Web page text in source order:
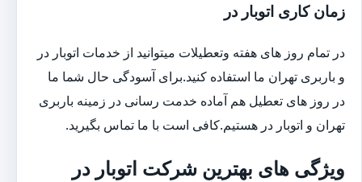
زمان کاری اتوبار در
در تمام روز های هفته وتعطیلات میتوانید از خدمات اتوبار در
و باربری تهران ما استفاده کنید.برای آسودگی حال شما ما
در روز های تعطیل هم آماده خدمت رسانی در زمینه باربری
تهران و اتوبار در هستیم.کافی است با ما تماس بگیرید.
ویژگی های بهترین شرکت اتوبار در